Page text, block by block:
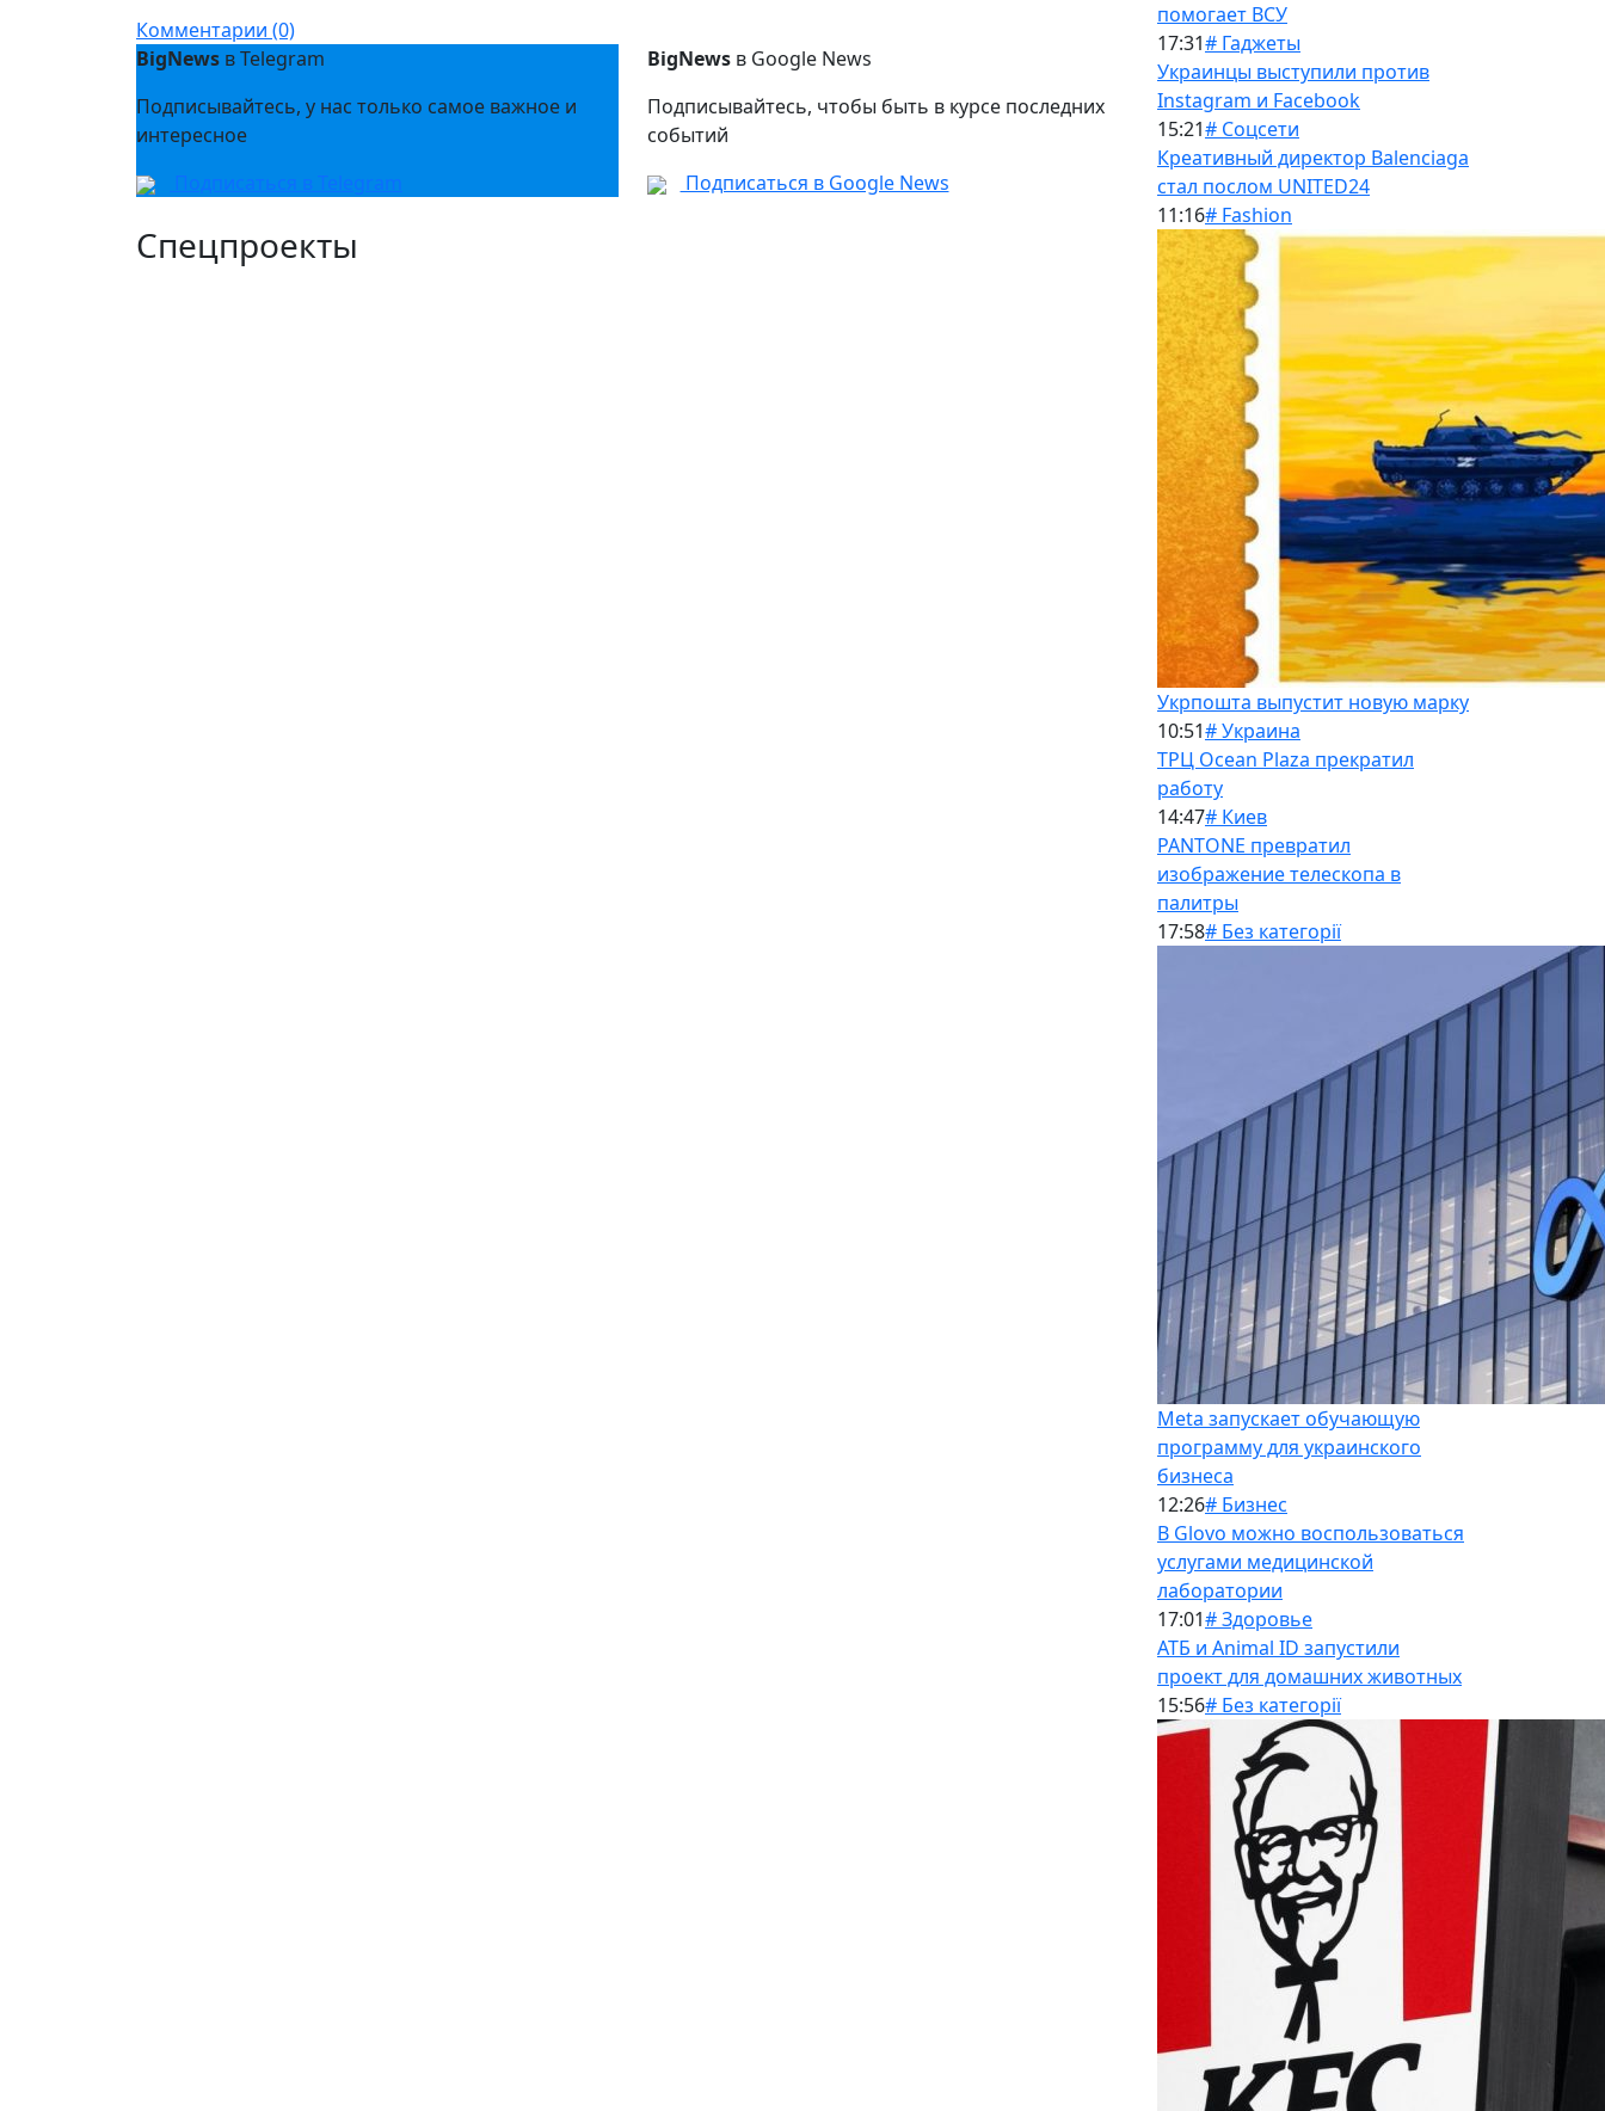
Комментарии (0)
BigNews в Telegram
Подписывайтесь, у нас только самое важное и
интересное
Подписаться в Telegram
BigNewsв Google News
Подписывайтесь, чтобы быть в курсе последних
событий
Подписаться в Google News
Спецпроекты
помогает ВСУ
17:31# Гаджеты
Украинцы выступили против
Instagram и Facebook
15:21# Соцсети
Креативный директор Balenciaga
стал послом UNITED24
11:16# Fashion
Укрпошта выпустит новую марку
10:51# Украина
ТРЦ Ocean Plaza прекратил
работу
14:47# Киев
PANTONE превратил
изображение телескопа в
палитры
17:58# Без категорії
Meta запускает обучающую
программу для украинского
бизнеса
12:26# Бизнес
В Glovo можно воспользоваться
услугами медицинской
лаборатории
17:01# Здоровье
АТБ и Animal ID запустили
проект для домашних животных
15:56# Без категорії